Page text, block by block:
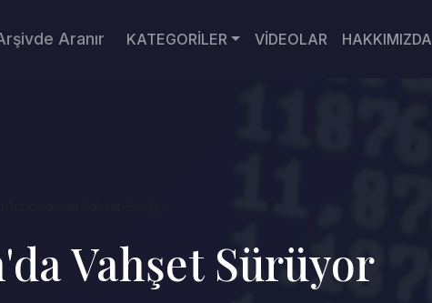
Aranır KATEGORİLER VİDEOLAR HAKKIMIZDA
Vahşet Sürüyor